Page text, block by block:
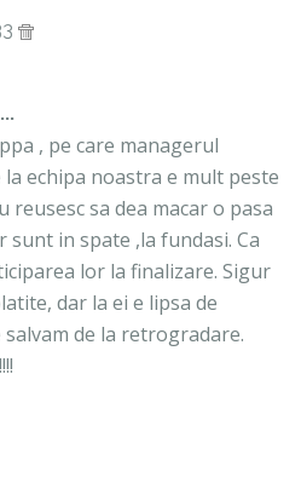
, pe care managerul
echipa noastra e mult peste
sa dea macar o pasa
in spate ,la fundasi. Ca
lor la finalizare. Sigur
dar la ei e lipsa de
salvam de la retrogradare.